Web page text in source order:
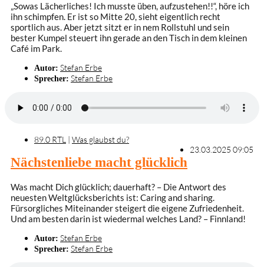
„Sowas Lächerliches! Ich musste üben, aufzustehen!!“, höre ich
ihn schimpfen. Er ist so Mitte 20, sieht eigentlich recht
sportlich aus. Aber jetzt sitzt er in nem Rollstuhl und sein
bester Kumpel steuert ihn gerade an den Tisch in dem kleinen
Café im Park.
Autor: Stefan Erbe
Sprecher: Stefan Erbe
89.0 RTL | Was glaubst du?
23.03.2025 09:05
Nächstenliebe macht glücklich
Was macht Dich glücklich; dauerhaft? – Die Antwort des
neuesten Weltglücksberichts ist: Caring and sharing.
Fürsorgliches Miteinander steigert die eigene Zufriedenheit.
Und am besten darin ist wiedermal welches Land? – Finnland!
Autor: Stefan Erbe
Sprecher: Stefan Erbe